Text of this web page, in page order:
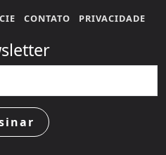
CONTATO PRIVACIDADE